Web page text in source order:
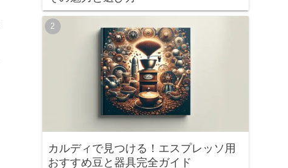
カルディで見つける！エスプレッソ用
おすすめ豆と器具完全ガイド